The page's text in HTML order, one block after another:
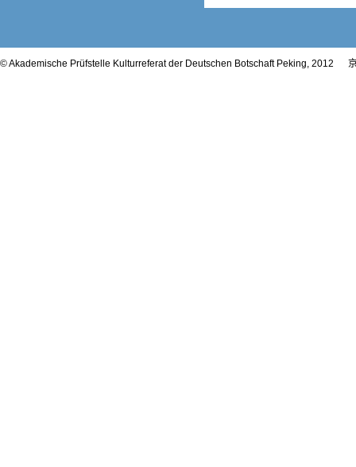
© Akademische Prüfstelle Kulturreferat der Deutschen Botschaft Peking, 2012